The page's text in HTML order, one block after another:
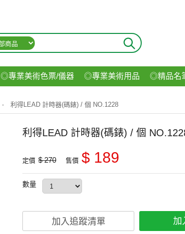
◎專業美術色票/儀器 ◎專業美術用品 ◎精品名
- 利得LEAD 計時器(碼錶) / 個 NO.1228
利得LEAD 計時器(碼錶) / 個
定價 $ 270 售價 $ 189
數量
加入追蹤清單 加